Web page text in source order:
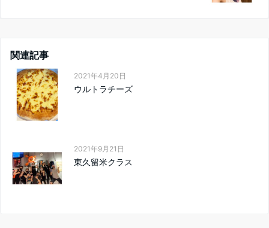
関連記事
2021年4月20日
ウルトラチーズ
2021年9月21日
東久留米クラス